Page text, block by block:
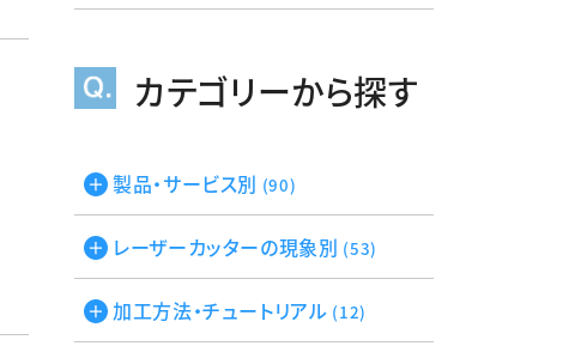
カテゴリーから探す
製品・サービス別 (90)
レーザーカッターの現象別 (53)
加工方法・チュートリアル (12)